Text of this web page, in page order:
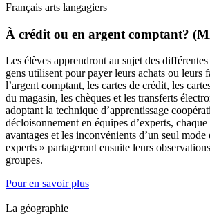
Français arts langagiers
À crédit ou en argent comptant?
Les élèves apprendront au sujet des
gens utilisent pour payer leurs achats ou leurs
l’argent comptant, les cartes de crédit, les
du magasin, les chèques et les transferts
adoptant la technique d’apprentissage
décloisonnement en équipes d’experts,
avantages et les inconvénients d’un seul
experts » partageront ensuite leurs
groupes.
Pour en savoir plus
La géographie